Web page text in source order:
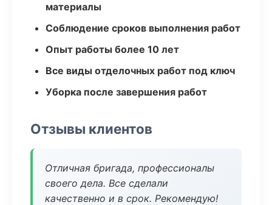
материалы
Соблюдение сроков выполнения работ
Опыт работы более 10 лет
Все виды отделочных работ под ключ
Уборка после завершения работ
Отзывы клиентов
Отличная бригада, профессионалы
своего дела. Все сделали
качественно и в срок. Рекомендую!